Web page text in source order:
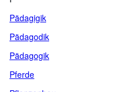
Pädagigik
Pädagodik
Pädagogik
Pferde